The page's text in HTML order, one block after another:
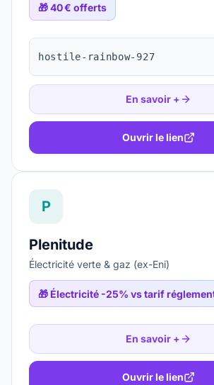
🎁40 € offerts
hostile-rainbow-927
En savoir +
Ouvrir le lien
P
Plenitude
Électricité verte & gaz (ex-Eni)
🎁 Électricité -25% vs tarif
En savoir +
Ouvrir le lien